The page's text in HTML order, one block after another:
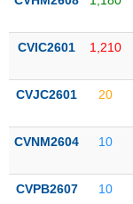
thuật
Hồ
sơ
nghiệp
tức
kiện
CVIC2601 1,210
CVJC2601 20
CVNM2604 10
CVPB2607 10
NGUYÊN
LIỆU
NGHIỆP